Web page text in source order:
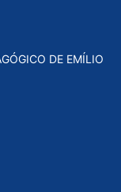
DE EMÍLIO